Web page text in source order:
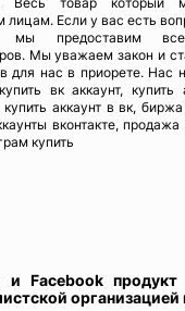
лицам. Если у вас есть
мы предоставим
Мы уважаем закон и
для нас в приорете. Нас
вк аккаунт, купить
аккаунт в вк, биржа
вконтакте, продажа
купить
и Facebook продукт
организацией